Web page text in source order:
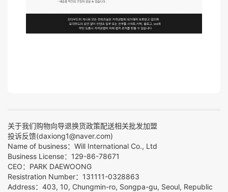
关于我们购物向导退换货政策配送相关批发加盟
投诉反馈(daxiong1@naver.com)
Name of business：Will International Co., Ltd
Business License：129-86-78671
CEO：PARK DAEWOONG
Resistration Number：131111-0328863
Address：403, 10, Chungmin-ro, Songpa-gu, Seoul, Republic